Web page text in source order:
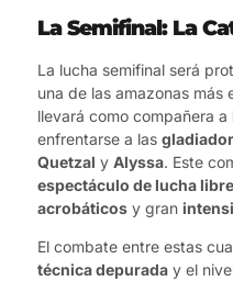
La Semifinal: La
La lucha semifinal será
una de las amazonas más
llevará como compañera a
enfrentarse a las
Quetzal y Alyssa. Este
espectáculo de lucha libre
acrobáticos y gran
El combate entre estas
técnica depurada y el